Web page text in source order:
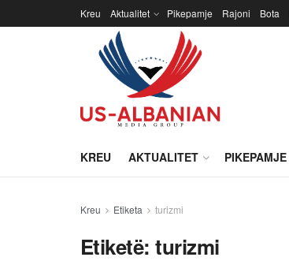
Kreu Aktualitet Pikepamje Rajoni Bota
KREU AKTUALITET PIKEPAMJE
Kreu Etiketa turizmi
Etiketë:turizmi